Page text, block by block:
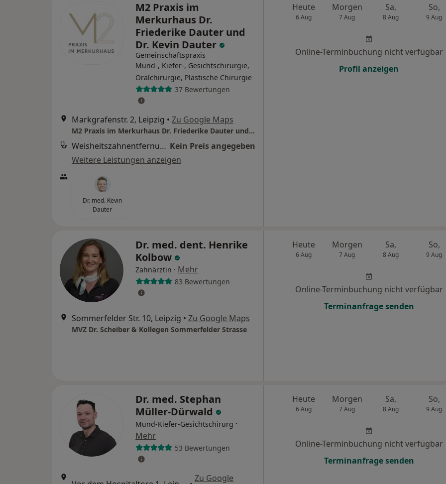
M2 Praxis im
Merkurhaus Dr.
Friederike Dauter und
Dr. Kevin Dauter
Gemeinschaftspraxis
Mund-, Kiefer-, Gesichtschirurgie,
Oralchirurgie, Plastische Chirurgie
37 Bewertungen
Markgrafenstr. 2, Leipzig • Zu Google Maps
M2 Praxis im Merkurhaus Dr. Friederike Dauter und Dr. Kevin Dauter
Weisheitszahnentfernung (Beratung) Kein Preis angegeben
Weitere Leistungen anzeigen
Dr. med. Kevin
Dauter
Heute
6 Aug
Morgen
7 Aug
Sa,
8 Aug
So,
9 Aug
Online-Terminbuchung nicht verfügbar
Profil anzeigen
Dr. med. dent. Henrike
Kolbow
Zahnärztin · Mehr
83 Bewertungen
Sommerfelder Str. 10, Leipzig • Zu Google Maps
MVZ Dr. Scheiber & Kollegen Sommerfelder Strasse
Heute
6 Aug
Morgen
7 Aug
Sa,
8 Aug
So,
9 Aug
Online-Terminbuchung nicht verfügbar
Terminanfrage senden
Dr. med. Stephan
Müller-Dürwald
Mund-Kiefer-Gesichtschirurg ·
Mehr
53 Bewertungen
Zu Google
Heute
6 Aug
Morgen
7 Aug
Sa,
8 Aug
So,
9 Aug
Online-Terminbuchung nicht verfügbar
Terminanfrage senden